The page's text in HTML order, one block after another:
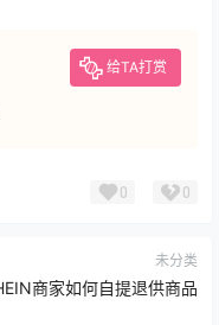
给TA打赏
0 0
未分类
商家如何自提退供商品